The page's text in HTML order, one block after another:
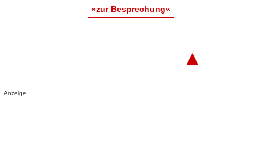
»zur Besprechung«
▲
Anzeige